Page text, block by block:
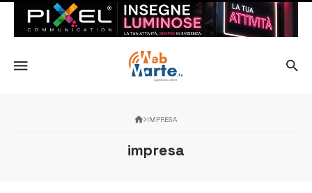
IMPRESA
impresa